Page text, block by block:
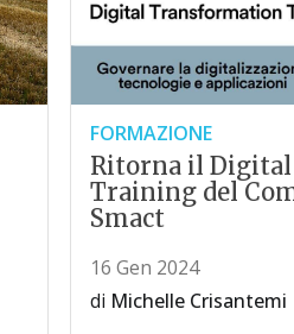
FORMAZIONE
Ritorna il
Training del
Smact
16 Gen 2024
di Michelle Crisantemi